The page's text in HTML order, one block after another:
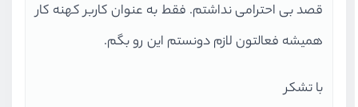
قصد بی احترامی نداشتم. فقط به عنوان کاربر کهنه کار
همیشه فعالتون لازم دونستم این رو بگم.
با تشکر